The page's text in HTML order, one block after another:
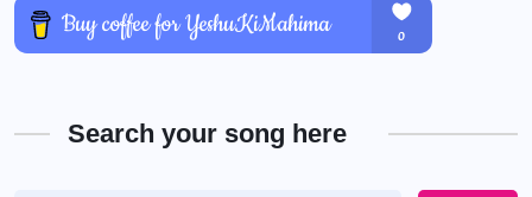
Search your song here